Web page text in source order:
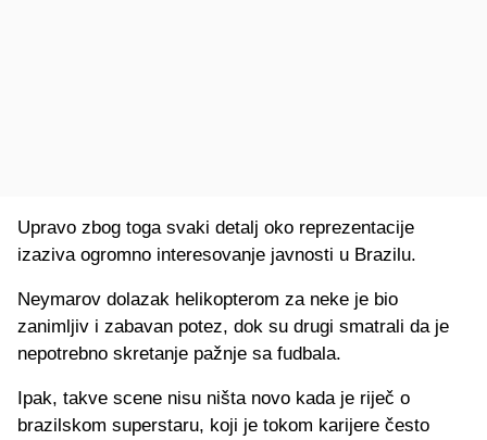
Upravo zbog toga svaki detalj oko reprezentacije
izaziva ogromno interesovanje javnosti u Brazilu.
Neymarov dolazak helikopterom za neke je bio
zanimljiv i zabavan potez, dok su drugi smatrali da je
nepotrebno skretanje pažnje sa fudbala.
Ipak, takve scene nisu ništa novo kada je riječ o
brazilskom superstaru, koji je tokom karijere često